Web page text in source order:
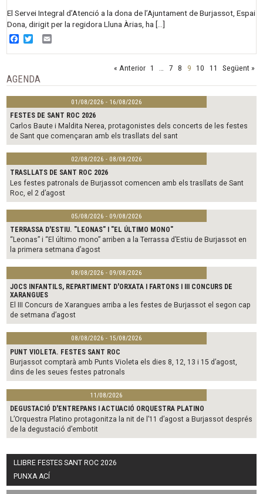
El Servei Integral d’Atenció a la dona de l’Ajuntament de Burjassot, Espai
Dona, dirigit per la regidora Lluna Àrias, ha […]
Facebook
Twitter
« Anterior 1 7 8 9 10 11 Següent »
AGENDA
01/08/2026 - 16/08/2026
FESTES DE SANT ROC 2026
Carlos Baute i Maldita Nerea, protagonistes dels concerts de les festes
de Sant que començaran amb els trasllats del sant
02/08/2026 - 08/08/2026
TRASLLATS DE SANT ROC 2026
Les festes patronals de Burjassot comencen amb els trasllats de Sant
Roc, el 2 d’agost
05/08/2026 - 09/08/2026
TERRASSA D'ESTIU. "LEONAS" I "EL ÚLTIMO MONO"
“Leonas” i “El último mono” arriben a la Terrassa d’Estiu de Burjassot en
la primera setmana d’agost
08/08/2026 - 09/08/2026
JOCS INFANTILS, REPARTIMENT D'ORXATA I FARTONS I III CONCURS DE
XARANGUES
El III Concurs de Xarangues arriba a les festes de Burjassot el segon cap
de setmana d’agost
08/08/2026 - 15/08/2026
PUNT VIOLETA. FESTES SANT ROC
Burjassot comptarà amb Punts Violeta els dies 8, 12, 13 i 15 d’agost,
dins de les seues festes patronals
11/08/2026
DEGUSTACIÓ D'ENTREPANS I ACTUACIÓ ORQUESTRA PLATINO
L’Orquestra Platino protagonitza la nit de l’11 d’agost a Burjassot després
de la degustació d’embotit
LLIBRE FESTES SANT ROC 2026
PUNXA ACÍ